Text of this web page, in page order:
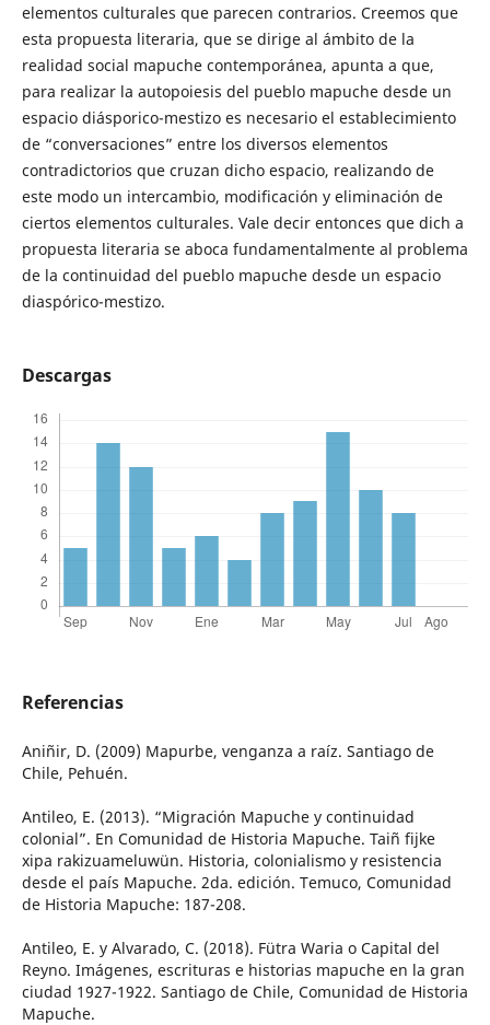
elementos culturales que parecen contrarios. Creemos que
esta propuesta literaria, que se dirige al ámbito de la
realidad social mapuche contemporánea, apunta a que,
para realizar la autopoiesis del pueblo mapuche desde un
espacio diásporico-mestizo es necesario el establecimiento
de “conversaciones” entre los diversos elementos
contradictorios que cruzan dicho espacio, realizando de
este modo un intercambio, modificación y eliminación de
ciertos elementos culturales. Vale decir entonces que dich a
propuesta literaria se aboca fundamentalmente al problema
de la continuidad del pueblo mapuche desde un espacio
diaspórico-mestizo.
Descargas
Referencias
Aniñir, D. (2009) Mapurbe, venganza a raíz. Santiago de
Chile, Pehuén.
Antileo, E. (2013). “Migración Mapuche y continuidad
colonial”. En Comunidad de Historia Mapuche. Taiñ fijke
xipa rakizuameluwün. Historia, colonialismo y resistencia
desde el país Mapuche. 2da. edición. Temuco, Comunidad
de Historia Mapuche: 187-208.
Antileo, E. y Alvarado, C. (2018). Fütra Waria o Capital del
Reyno. Imágenes, escrituras e historias mapuche en la gran
ciudad 1927-1922. Santiago de Chile, Comunidad de Historia
Mapuche.